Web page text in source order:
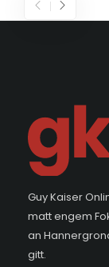
Guy Kaiser
matt engem
an
gitt.